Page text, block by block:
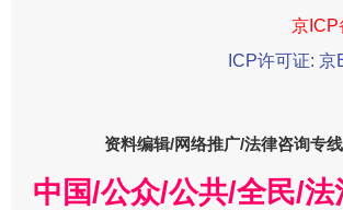
京ICP
ICP许可证:
资料编辑/网络推广/法律咨询专线
中国/公众/公共/全民/